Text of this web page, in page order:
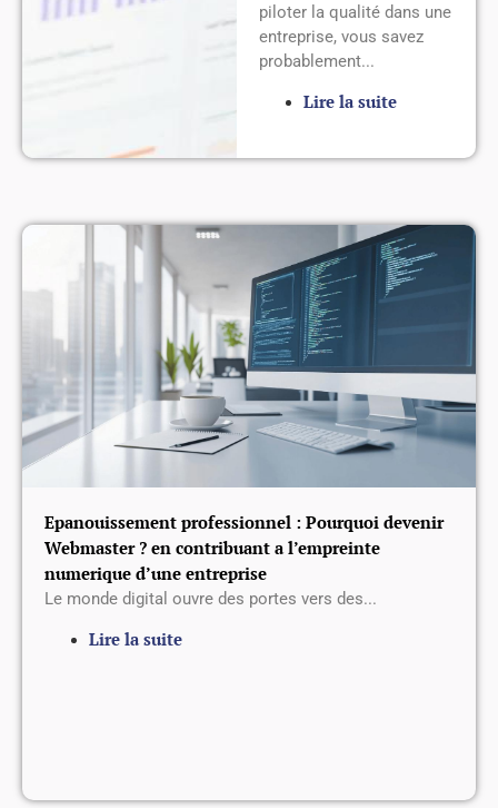
piloter la qualité dans une
entreprise, vous savez
probablement...
Lire la suite
Epanouissement professionnel : Pourquoi devenir
Webmaster ? en contribuant a l’empreinte
numerique d’une entreprise
Le monde digital ouvre des portes vers des...
Lire la suite